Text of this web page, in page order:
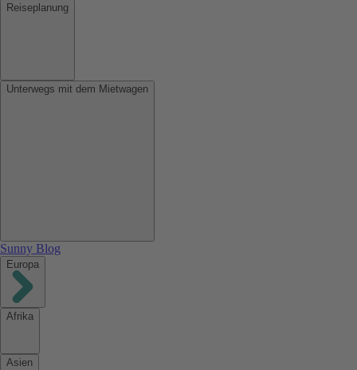
Reiseplanung
Unterwegs mit dem Mietwagen
Sunny Blog
Europa
Afrika
Asien